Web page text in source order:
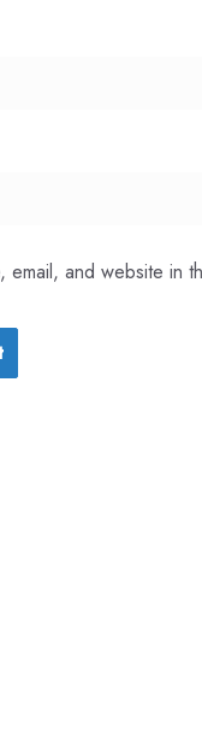
email, and website in